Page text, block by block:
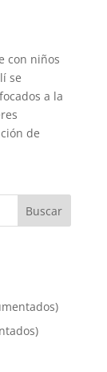
con niños
se
a la
de